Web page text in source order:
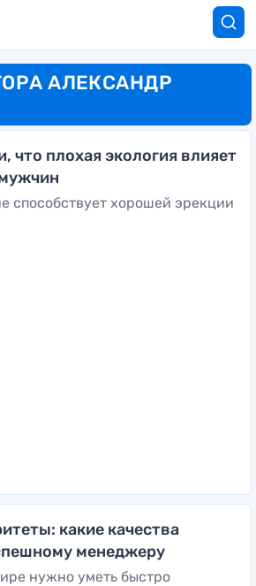
АЛЕКСАНДР
что плохая экология влияет
способствует хорошей эрекции
какие качества
менеджеру
нужно уметь быстро